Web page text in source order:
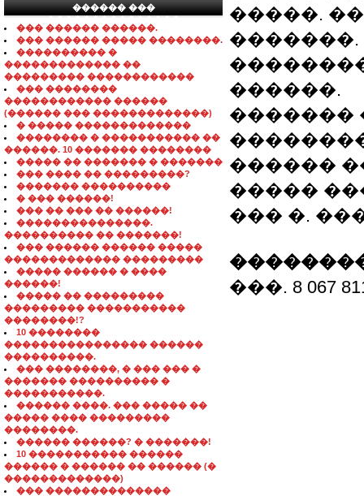
������ ���
���������������
��� ������ ������.
��� ������ ����� ��������.
���������� �
������������� ��
��������� ������������
��� ��������
������������ ������
(������ ��� �������������)
� ����� �������������
�������� � ����������� ��
������. 10 ������� ��������
����� �� ������� � �������
��� ���� �� ���������?
������� ����������
� ��� ������!
��� �� ��� �� ������!
���������������.
���������� �� �������!
��� ������ ������ �����
������������� ���������
����� ������ � ����
������!
����� �� ���������
��������� �����������
��������!?
10 ��������
���������������� ������
����������.
��� ��������, � ��� ��� �
������� ���������� �
�����������.
������ ����. ��� ����� ��
����� ���� ���������
��������.
������ ������? � �������!
10 ����������� ������
������ � ������ �� ������ (�
�������������)
��� ��������������
�����.
������.
�������
������
�����
��� �.
���. 8 067